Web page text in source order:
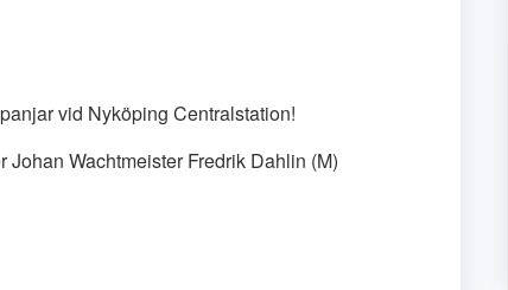
vid Nyköping Centralstation!
Wachtmeister Fredrik Dahlin (M)